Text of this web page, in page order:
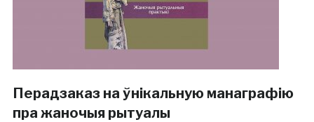
Перадзаказ на ўнікальную манаграфію
пра жаночыя рытуалы